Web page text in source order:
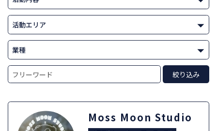
Moss Moon Studio